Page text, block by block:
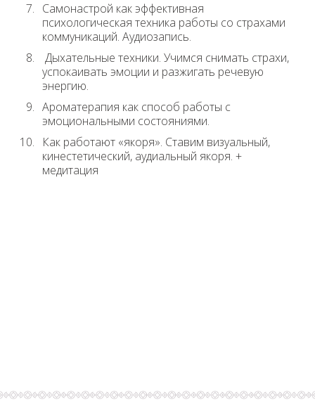
Самонастрой как эффективная
психологическая техника работы со страхами
коммуникаций. Аудиозапись.
Дыхательные техники. Учимся снимать страхи,
успокаивать эмоции и разжигать речевую
энергию.
Ароматерапия как способ работы с
эмоциональными состояниями.
Как работают «якоря». Ставим визуальный,
кинестетический, аудиальный якоря. +
медитация